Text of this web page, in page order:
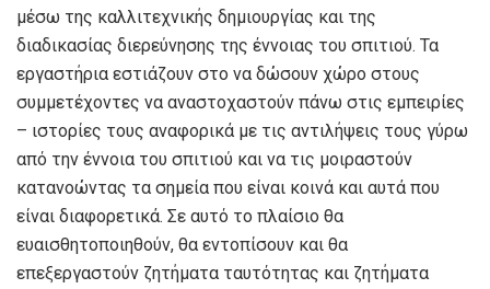
μέσω της καλλιτεχνικής δημιουργίας και της
διαδικασίας διερεύνησης της έννοιας του σπιτιού. Τα
εργαστήρια εστιάζουν στο να δώσουν χώρο στους
συμμετέχοντες να αναστοχαστούν πάνω στις εμπειρίες
– ιστορίες τους αναφορικά με τις αντιλήψεις τους γύρω
από την έννοια του σπιτιού και να τις μοιραστούν
κατανοώντας τα σημεία που είναι κοινά και αυτά που
είναι διαφορετικά. Σε αυτό το πλαίσιο θα
ευαισθητοποιηθούν, θα εντοπίσουν και θα
επεξεργαστούν ζητήματα ταυτότητας και ζητήματα